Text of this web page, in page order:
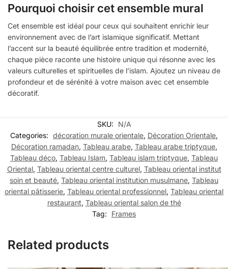
Pourquoi choisir cet ensemble mural
Cet ensemble est idéal pour ceux qui souhaitent enrichir leur
environnement avec de l’art islamique significatif. Mettant
l’accent sur la beauté équilibrée entre tradition et modernité,
chaque pièce raconte une histoire unique qui résonne avec les
valeurs culturelles et spirituelles de l’islam. Ajoutez un niveau de
profondeur et de sérénité à votre maison avec cet ensemble
décoratif.
SKU:
N/A
Categories: décoration murale orientale, Décoration Orientale,
Décoration ramadan, Tableau arabe, Tableau arabe triptyque,
Tableau déco, Tableau Islam, Tableau islam triptyque, Tableau
Oriental, Tableau oriental centre culturel, Tableau oriental institut
soin et beauté, Tableau oriental institution musulmane, Tableau
oriental pâtisserie, Tableau oriental professionnel, Tableau oriental
restaurant, Tableau oriental salon de thé
Tag:
Frames
Related products